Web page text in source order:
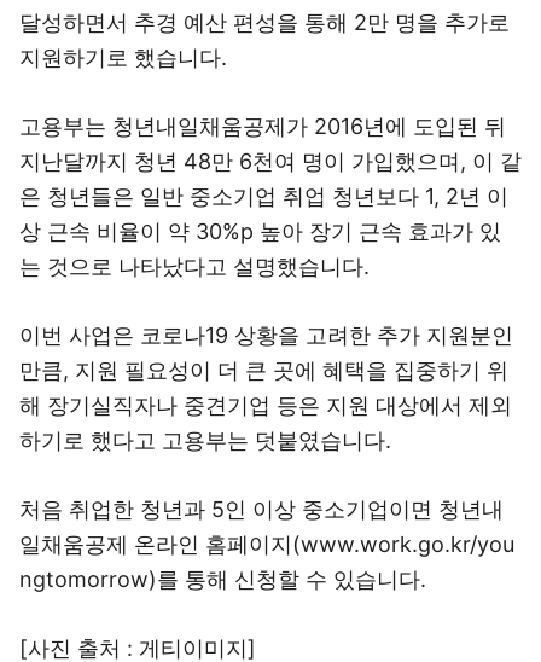
달성하면서 추경 예산 편성을 통해 2만 명을 추가로
지원하기로 했습니다.
고용부는 청년내일채움공제가 2016년에 도입된 뒤
지난달까지 청년 48만 6천여 명이 가입했으며, 이 같
은 청년들은 일반 중소기업 취업 청년보다 1, 2년 이
상 근속 비율이 약 30%p 높아 장기 근속 효과가 있
는 것으로 나타났다고 설명했습니다.
이번 사업은 코로나19 상황을 고려한 추가 지원분인
만큼, 지원 필요성이 더 큰 곳에 혜택을 집중하기 위
해 장기실직자나 중견기업 등은 지원 대상에서 제외
하기로 했다고 고용부는 덧붙였습니다.
처음 취업한 청년과 5인 이상 중소기업이면 청년내
일채움공제 온라인 홈페이지(www.work.go.kr/you
ngtomorrow)를 통해 신청할 수 있습니다.
[사진 출처 : 게티이미지]